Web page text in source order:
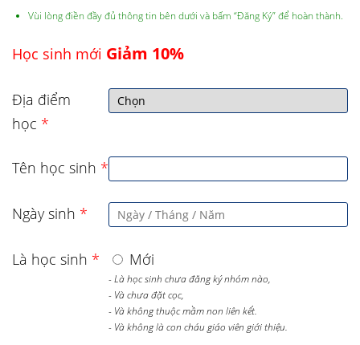
Vùi lòng điền đầy đủ thông tin bên dưới và bấm “Đăng Ký” để hoàn thành.
Học sinh mới Giảm 10%
Địa điểm
học *
Tên học sinh *
Ngày sinh *
Là học sinh * Mới
- Là học sinh chưa đăng ký nhóm nào,
- Và chưa đặt cọc,
- Và không thuộc mầm non liên kết.
- Và không là con cháu giáo viên giới thiệu.